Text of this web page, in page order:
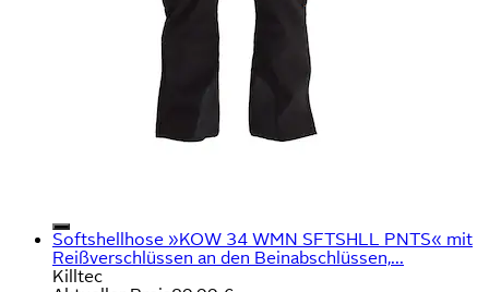
Softshellhose »KOW 34 WMN SFTSHLL PNTS« mit
Reißverschlüssen an den Beinabschlüssen,...
Killtec